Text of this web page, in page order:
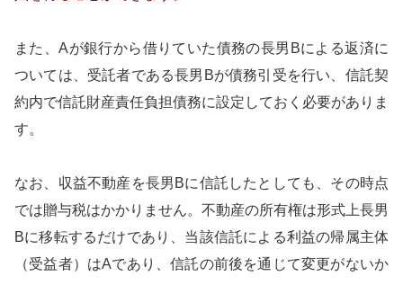
また、Aが銀行から借りていた債務の長男Bによる返済に
ついては、受託者である長男Bが債務引受を行い、信託契
約内で信託財産責任負担債務に設定しておく必要がありま
す。
なお、収益不動産を長男Bに信託したとしても、その時点
では贈与税はかかりません。不動産の所有権は形式上長男
Bに移転するだけであり、当該信託による利益の帰属主体
（受益者）はAであり、信託の前後を通じて変更がないか